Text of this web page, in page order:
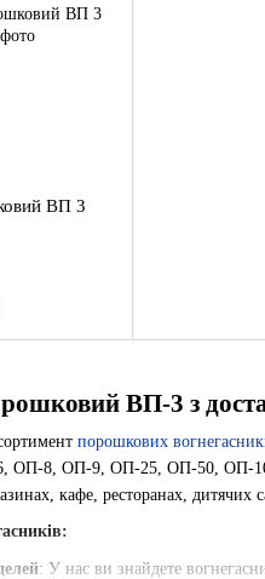
ВП-3 з
порошкових
8, ОП-9, ОП-25, ОП-50, ОП-100 .
кафе, ресторанах, дитячих
: У нас ви знайдете
ВП 3